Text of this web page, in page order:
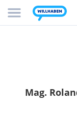
Mag.